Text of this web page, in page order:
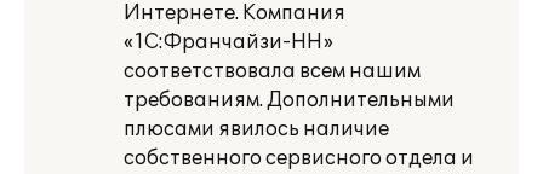
Интернете. Компания
«1С:Франчайзи-НН»
соответствовала всем нашим
требованиям. Дополнительными
плюсами явилось наличие
собственного сервисного отдела и